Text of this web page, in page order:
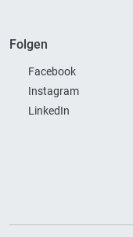
Folgen
Facebook
Instagram
LinkedIn